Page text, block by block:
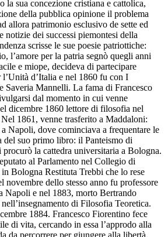
la sua concezione cristiana e cattolica,
della pubblica opinione il problema
allora patrimonio esclusivo de sette ed
notizie dei successi piemontesi della
scrisse le sue poesie patriottiche:
l’amore per la patria segnò quegli anni
e miope, decideva di partecipare
d’Italia e nel 1860 fu con I
Saveria Mannelli. La fama di Francesco
dal momento in cui venne
dicembre 1860 lettore di filosofia nel
1861, venne trasferito a Maddaloni:
Napoli, dove cominciava a frequentare le
del suo primo libro: il Panteismo di
la cattedra universitaria a Bologna.
al Parlamento nel Collegio di
Bologna Restituta Trebbi che lo rese
dello stesso anno fu professore
Napoli e nel 1883, morto Bertrando
di Filosofia Teoretica.
1884. Francesco Fiorentino fece
di vita, cercando in essa l’approdo alla